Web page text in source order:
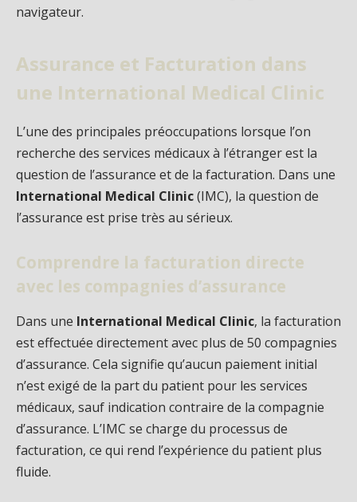
navigateur.
Assurance et Facturation dans
une International Medical Clinic
L’une des principales préoccupations lorsque l’on
recherche des services médicaux à l’étranger est la
question de l’assurance et de la facturation. Dans une
International Medical Clinic(IMC), la question de
l’assurance est prise très au sérieux.
Comprendre la facturation directe
avec les compagnies d’assurance
Dans une International Medical Clinic, la facturation
est effectuée directement avec plus de 50 compagnies
d’assurance. Cela signifie qu’aucun paiement initial
n’est exigé de la part du patient pour les services
médicaux, sauf indication contraire de la compagnie
d’assurance. L’IMC se charge du processus de
facturation, ce qui rend l’expérience du patient plus
fluide.